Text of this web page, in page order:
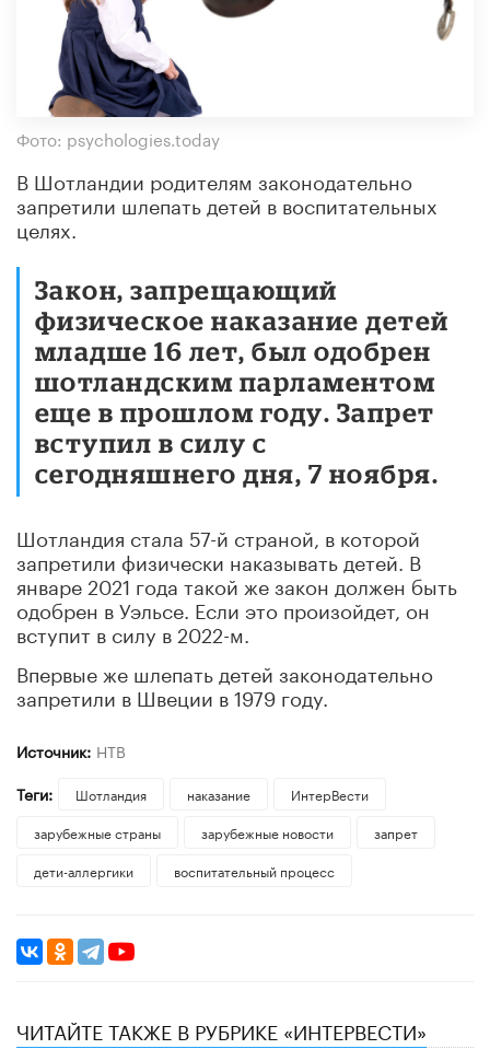
Фото: psychologies.today
В Шотландии родителям законодательно
запретили шлепать детей в воспитательных
целях.
Закон, запрещающий
физическое наказание детей
младше 16 лет, был одобрен
шотландским парламентом
еще в прошлом году. Запрет
вступил в силу с
сегодняшнего дня, 7 ноября.
Шотландия стала 57-й страной, в которой
запретили физически наказывать детей. В
январе 2021 года такой же закон должен быть
одобрен в Уэльсе. Если это произойдет, он
вступит в силу в 2022-м.
Впервые же шлепать детей законодательно
запретили в Швеции в 1979 году.
Источник: НТВ
Теги:
Шотландия наказание
ИнтерВести
зарубежные страны
зарубежные новости
запрет
дети-аллергики
воспитательный процесс
ЧИТАЙТЕ ТАКЖЕ В РУБРИКЕ «ИНТЕРВЕСТИ»